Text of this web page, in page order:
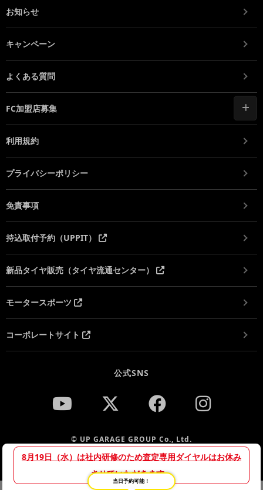
8月19日（水）は社内研修のため査定専用ダイヤルはお休み
させていただきます。
当日予約可能！
お知らせ
キャンペーン
よくある質問
FC加盟店募集
利用規約
プライバシーポリシー
免責事項
持込取付予約（UPPIT）
新品タイヤ販売（タイヤ流通センター）
モータースポーツ
コーポレートサイト
公式SNS
© UP GARAGE GROUP Co., Ltd.